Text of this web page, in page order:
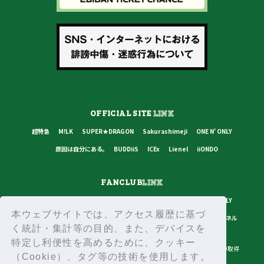
本ウェブサイトでは、アクセス履歴に基づ
く統計・集計等の目的、また、デバイスを
特定し利便性を高めるために、クッキー
（Cookie）、タグ等の技術を使用します。
OFFICIAL SITELINK
超特急 M!LK SUPER★DRAGON Sakurashimeji
ONE N' ONLY
原因は自分にある。
BUDDiiS ICEx Lienel iiONDO
FANCLUBLINK
ONE N' ONLY
原因は自分にある。
BUDDiiS ICEx Lienel スターダストチャンネル
プライバシーポリシー ご利用規約 推奨環境 ヘルプ・お問い合わせ
ID取得